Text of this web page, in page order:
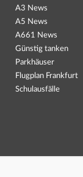
A3 News
A5 News
A661 News
Günstig tanken
Parkhäuser
Flugplan Frankfurt
Schulausfälle